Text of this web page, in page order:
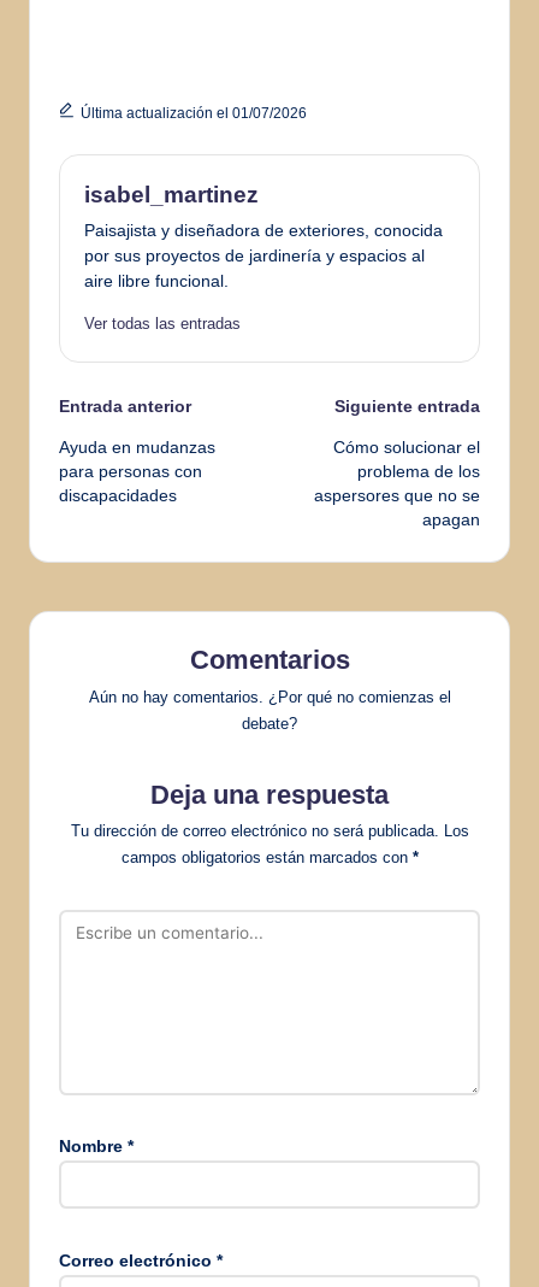
Última actualización el 01/07/2026
isabel_martinez
Paisajista y diseñadora de exteriores, conocida
por sus proyectos de jardinería y espacios al
aire libre funcional.
Ver todas las entradas
Navegación
de
entradas
Entrada anterior
Ayuda en mudanzas
para personas con
discapacidades
Siguiente entrada
Cómo solucionar el
problema de los
aspersores que no se
apagan
Comentarios
Aún no hay comentarios. ¿Por qué no comienzas el
debate?
Deja una respuesta
Tu dirección de correo electrónico no será publicada. Los
campos obligatorios están marcados con *
Nombre *
Correo electrónico *